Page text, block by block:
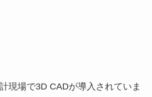
現場で3D CADが導入されていま